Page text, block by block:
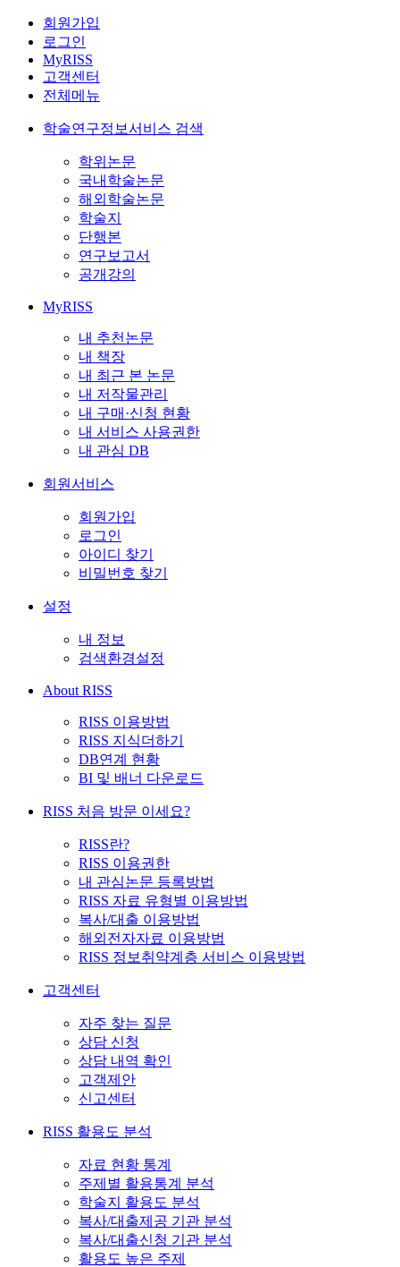
회원가입
로그인
MyRISS
고객센터
전체메뉴
학술연구정보서비스 검색
학위논문
국내학술논문
해외학술논문
학술지
단행본
연구보고서
공개강의
MyRISS
내 추천논문
내 책장
내 최근 본 논문
내 저작물관리
내 구매·신청 현황
내 서비스 사용권한
내 관심 DB
회원서비스
회원가입
로그인
아이디 찾기
비밀번호 찾기
설정
내 정보
검색환경설정
About RISS
RISS 이용방법
RISS 지식더하기
DB연계 현황
BI 및 배너 다운로드
RISS 처음 방문 이세요?
RISS란?
RISS 이용권한
내 관심논문 등록방법
RISS 자료 유형별 이용방법
복사/대출 이용방법
해외전자자료 이용방법
RISS 정보취약계층 서비스 이용방법
고객센터
자주 찾는 질문
상담 신청
상담 내역 확인
고객제안
신고센터
RISS 활용도 분석
자료 현황 통계
주제별 활용통계 분석
학술지 활용도 분석
복사/대출제공 기관 분석
복사/대출신청 기관 분석
활용도 높은 주제